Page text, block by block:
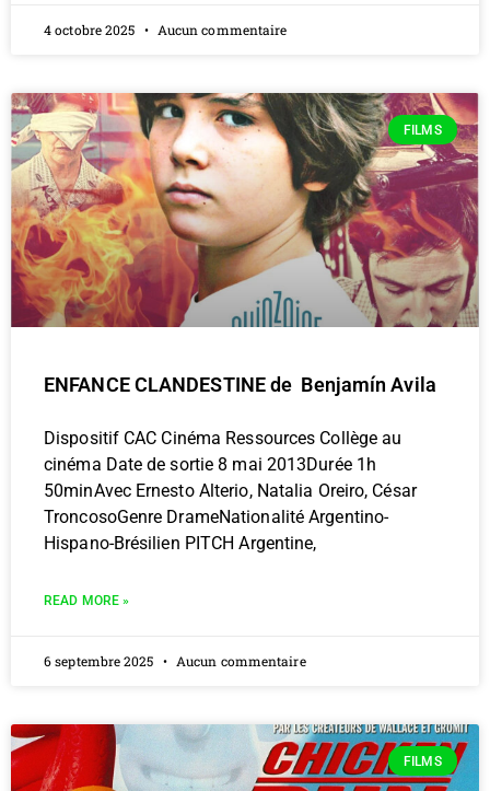
4 octobre 2025 Aucun commentaire
FILMS
ENFANCE CLANDESTINE de Benjamín Avila
Dispositif CAC Cinéma Ressources Collège au
cinéma Date de sortie 8 mai 2013Durée 1h
50minAvec Ernesto Alterio, Natalia Oreiro, César
TroncosoGenre DrameNationalité Argentino-
Hispano-Brésilien PITCH Argentine,
READ MORE »
6 septembre 2025 Aucun commentaire
FILMS